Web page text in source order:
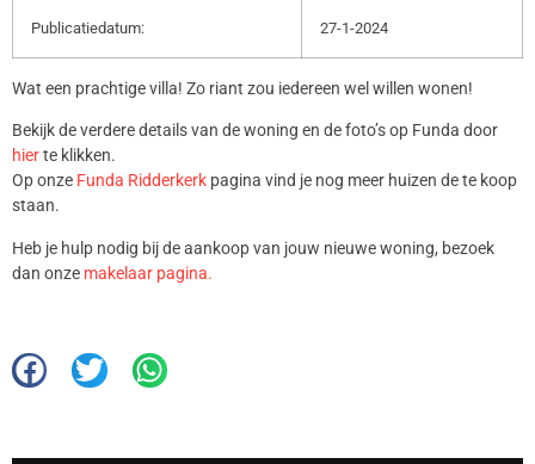
Publicatiedatum: 27-1-2024
Wat een prachtige villa! Zo riant zou iedereen wel willen wonen!
Bekijk de verdere details van de woning en de foto’s op Funda door
hierte klikken.
Op onze Funda Ridderkerk pagina vind je nog meer huizen de te koop
staan.
Heb je hulp nodig bij de aankoop van jouw nieuwe woning, bezoek
dan onze makelaar pagina.